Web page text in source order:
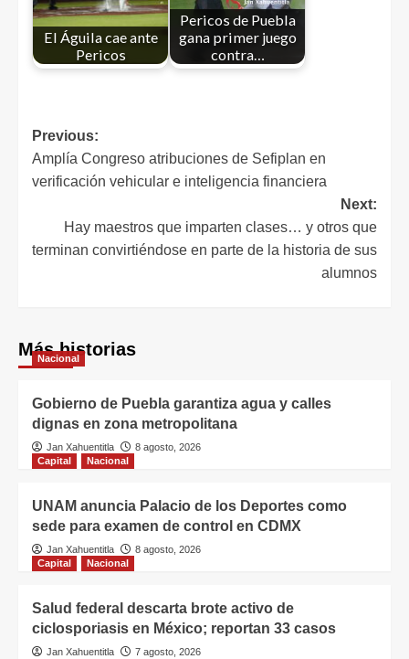
El Águila cae ante
Pericos
Pericos de Puebla
gana primer juego
contra…
Previous:
Amplía Congreso atribuciones de Sefiplan en
verificación vehicular e inteligencia financiera
Next:
Hay maestros que imparten clases… y otros que
terminan convirtiéndose en parte de la historia de sus
alumnos
Más historias
Nacional
Gobierno de Puebla garantiza agua y calles
dignas en zona metropolitana
Jan Xahuentitla
8 agosto, 2026
Capital
Nacional
UNAM anuncia Palacio de los Deportes como
sede para examen de control en CDMX
Jan Xahuentitla
8 agosto, 2026
Capital
Nacional
Salud federal descarta brote activo de
ciclosporiasis en México; reportan 33 casos
Jan Xahuentitla 7 agosto, 2026